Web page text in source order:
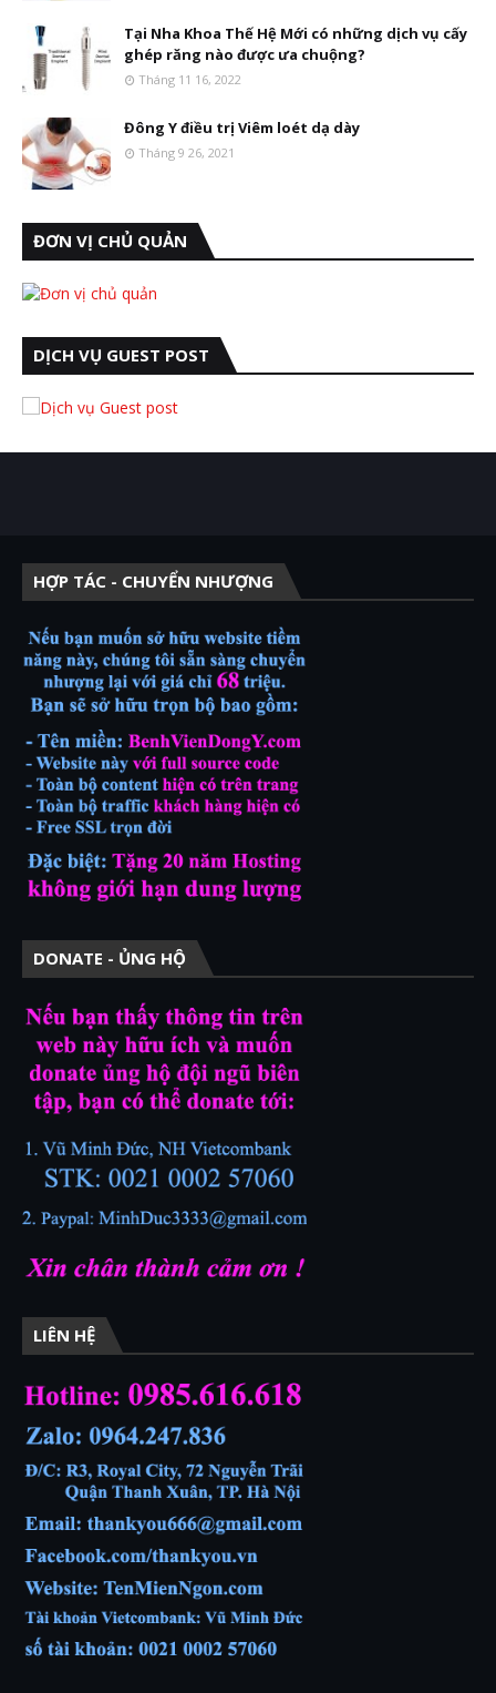
Tại Nha Khoa Thế Hệ Mới có những dịch vụ cấy
ghép răng nào được ưa chuộng?
Tháng 11 16, 2022
Đông Y điều trị Viêm loét dạ dày
Tháng 9 26, 2021
ĐƠN VỊ CHỦ QUẢN
DỊCH VỤ GUEST POST
HỢP TÁC - CHUYỂN NHƯỢNG
DONATE - ỦNG HỘ
LIÊN HỆ